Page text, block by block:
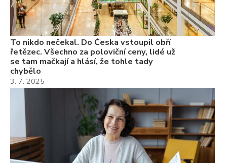
To nikdo nečekal. Do Česka vstoupil obří
řetězec. Všechno za poloviční ceny, lidé už
se tam mačkají a hlásí, že tohle tady
chybělo
3. 7. 2025